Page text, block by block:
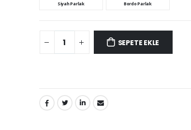
Siyah Parlak Bordo Parlak
SEPETE EKLE
PAYLAŞ: